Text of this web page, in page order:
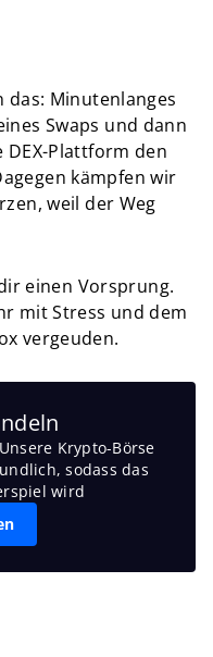
das: Minutenlanges
Swaps und dann
Plattform den
kämpfen wir
weil der Weg
einen Vorsprung.
mit Stress und dem
vergeuden.
Krypto-Börse
sodass das
wird